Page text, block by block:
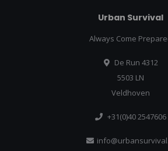
Urban Survival
Always Come
De Run 4312
5503 LN
Veldhoven
+31(0)40 2547606